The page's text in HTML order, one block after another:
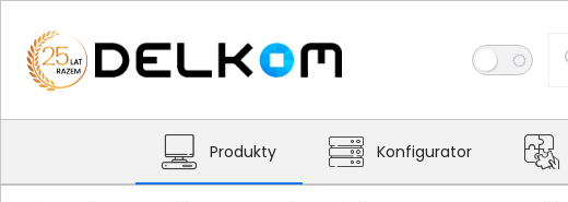
Produkty Konfigurator